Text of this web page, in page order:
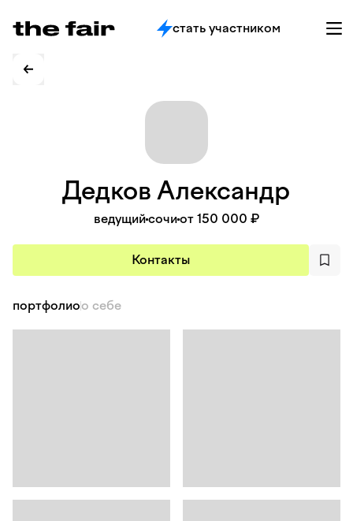
стать участником
Дедков Александр
ведущийсочиот 150 000 ₽
Контакты
портфолиоо себе